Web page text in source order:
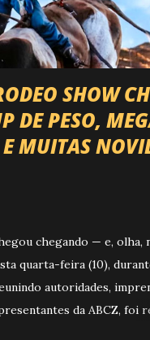
SHOW
DE PESO,
MUITAS
chegando — e, olha,
quarta-feira (10),
autoridades,
da ABCZ, foi